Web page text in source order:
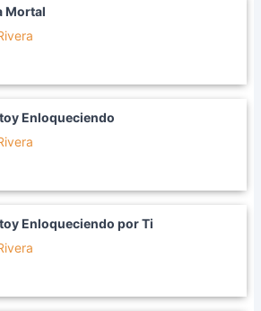
Mortal
Enloqueciendo
Enloqueciendo por Ti